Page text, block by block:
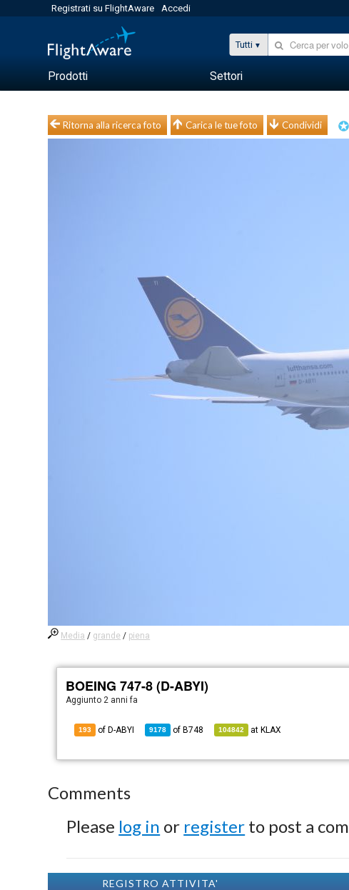
Registrati su FlightAware Accedi
Tutti
Prodotti Settori
Ritorna alla ricerca foto Carica le tue foto Condividi
Media / grande / piena
BOEING 747-8 (D-ABYI)
Aggiunto2 anni fa
193 of D-ABYI 9178 of B748 104842 at KLAX
Comments
Please log in or register to post a
REGISTRO ATTIVITA'